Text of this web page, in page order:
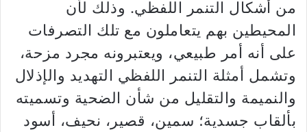
من أشكال التنمر اللفظي. وذلك لأن
المحيطين بهم يتعاملون مع تلك التصرفات
على أنه أمر طبيعي، ويعتبرونه مجرد مزحة،
وتشمل أمثلة التنمر اللفظي التهديد والإذلال
والنميمة والتقليل من شأن الضحية وتسميته
بألقاب جسدية؛ سمين، قصير، نحيف، أسود